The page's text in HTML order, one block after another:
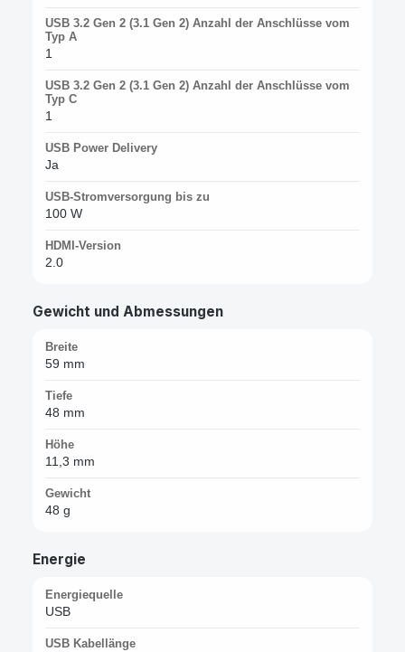
USB 3.2 Gen 2 (3.1 Gen 2) Anzahl der Anschlüsse vom
Typ A
1
USB 3.2 Gen 2 (3.1 Gen 2) Anzahl der Anschlüsse vom
Typ C
1
USB Power Delivery
Ja
USB-Stromversorgung bis zu
100 W
HDMI-Version
2.0
Gewicht und Abmessungen
Breite
59 mm
Tiefe
48 mm
Höhe
11,3 mm
Gewicht
48 g
Energie
Energiequelle
USB
USB Kabellänge